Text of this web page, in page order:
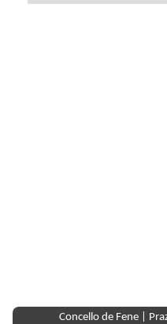
Concello de Fene |